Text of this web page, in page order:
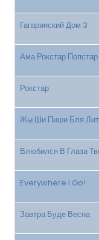
Гагаринский Дом 3
Ама Рокстар
Рокстар
Жы Ши Пиши Бля
Влюбился В Глаза
Everywhere I Go!
Завтра Буде Весна